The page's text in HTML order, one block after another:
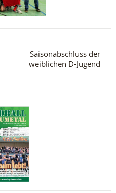
Saisonabschluss der
weiblichen D-Jugend